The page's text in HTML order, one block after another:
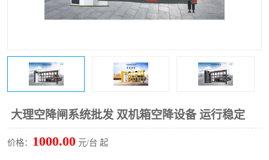
大理空降闸系统批发 双机箱空降设备 运行稳定
价格： 1000.00 元/台 起